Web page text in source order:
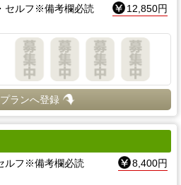
セルフ※備考欄必読
12,850円
ランへ登録
ルフ※備考欄必読
8,400円